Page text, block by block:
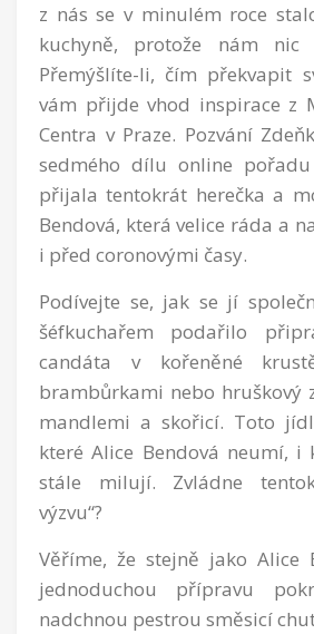
z nás se v minulém roce
kuchyně, protože nám nic
Přemýšlíte-li, čím překvapit
vám přijde vhod inspirace z
Centra v Praze. Pozvání
sedmého dílu online
přijala tentokrát herečka a
Bendová, která velice ráda a
i před coronovými časy.
Podívejte se, jak se jí
šéfkuchařem podařilo
candáta v kořeněné
brambůrkami nebo hruškový
mandlemi a skořicí. Toto
které Alice Bendová neumí,
stále milují. Zvládne
výzvu“?
Věříme, že stejně jako Alice
jednoduchou přípravu
nadchnou pestrou směsicí